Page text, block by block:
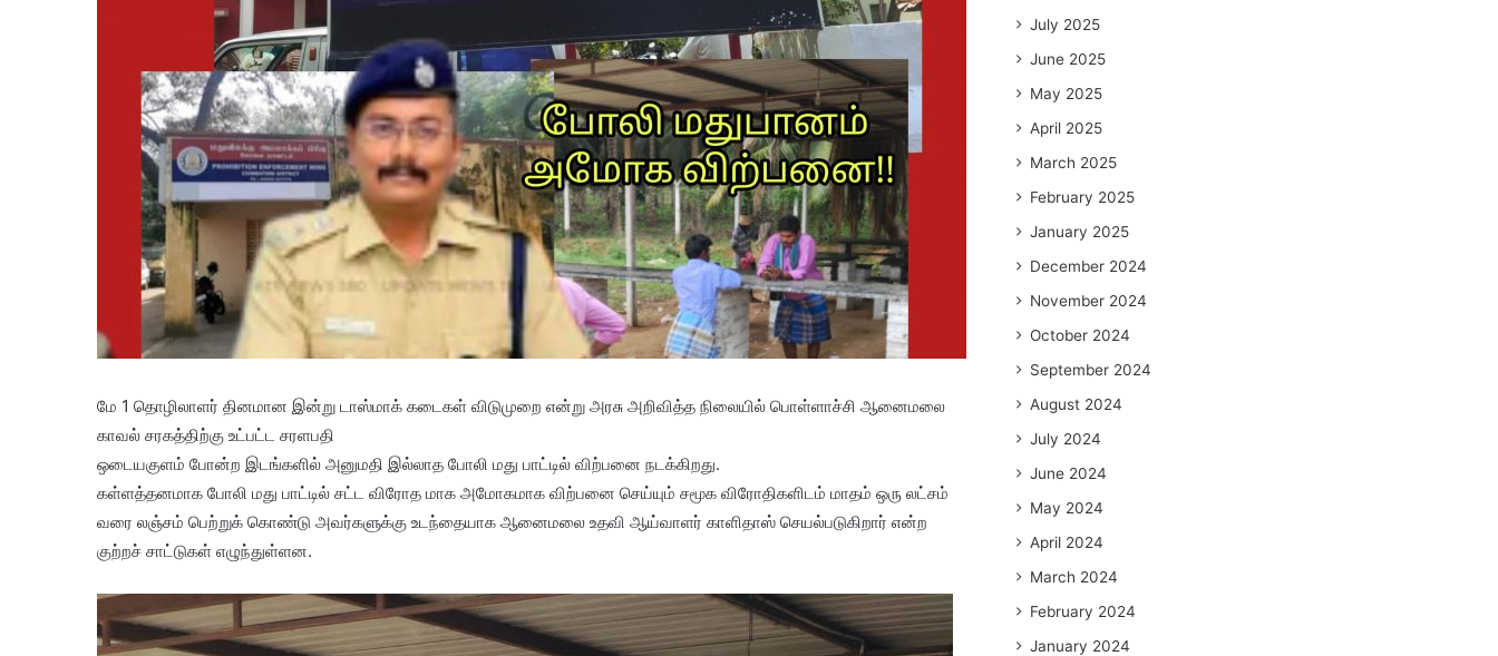
மே 1 தொழிலாளர் தினமான இன்று டாஸ்மாக் கடைகள் விடுமுறை என்று அரசு அறிவித்த நிலையில் பொள்ளாச்சி ஆனைமலை
காவல் சரகத்திற்கு உட்பட்ட சரளபதி
ஒடையகுளம் போன்ற இடங்களில் அனுமதி இல்லாத போலி மது பாட்டில் விற்பனை நடக்கிறது.
கள்ளத்தனமாக போலி மது பாட்டில் சட்ட விரோத மாக அமோகமாக விற்பனை செய்யும் சமூக விரோதிகளிடம் மாதம் ஒரு லட்சம்
வரை லஞ்சம் பெற்றுக் கொண்டு அவர்களுக்கு உடந்தையாக ஆனைமலை உதவி ஆய்வாளர் காளிதாஸ் செயல்படுகிறார் என்ற
குற்றச் சாட்டுகள் எழுந்துள்ளன.
July 2025
June 2025
May 2025
April 2025
March 2025
February 2025
January 2025
December 2024
November 2024
October 2024
September 2024
August 2024
July 2024
June 2024
May 2024
April 2024
March 2024
February 2024
January 2024